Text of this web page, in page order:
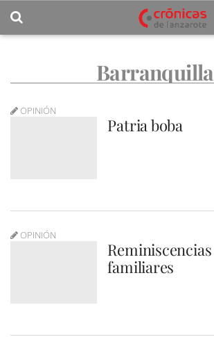
Barranquilla
OPINIÓN
Patria boba
OPINIÓN
Reminiscencias
familiares